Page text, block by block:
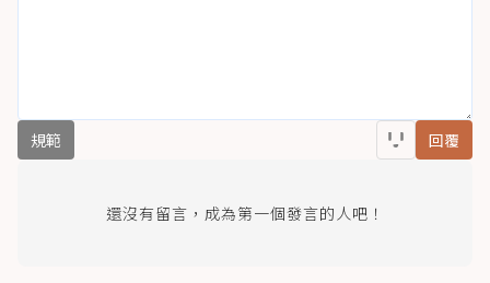
規範 回覆
還沒有留言，成為第一個發言的人吧！